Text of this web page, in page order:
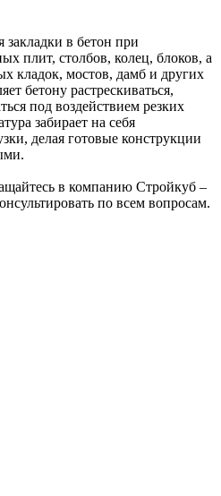
закладки в бетон при
плит, столбов, колец, блоков, а
кладок, мостов, дамб и других
бетону растрескиваться,
под воздействием резких
забирает на себя
делая готовые конструкции
в компанию Стройкуб –
по всем вопросам.